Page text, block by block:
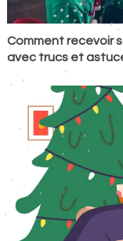
Comment recevoir
avec trucs et